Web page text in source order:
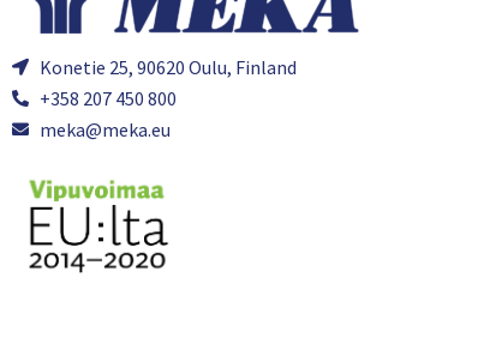
Konetie 25, 90620 Oulu, Finland
+358 207 450 800
meka@meka.eu